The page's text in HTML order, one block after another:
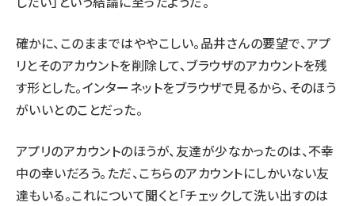
確かに、このままではややこしい。品井さんの要望で、アプ
リとそのアカウントを削除して、ブラウザのアカウントを残
す形とした。インターネットをブラウザで見るから、そのほう
がいいとのことだった。
アプリのアカウントのほうが、友達が少なかったのは、不幸
中の幸いだろう。ただ、こちらのアカウントにしかいない友
達もいる。これについて聞くと「チェックして洗い出すのは